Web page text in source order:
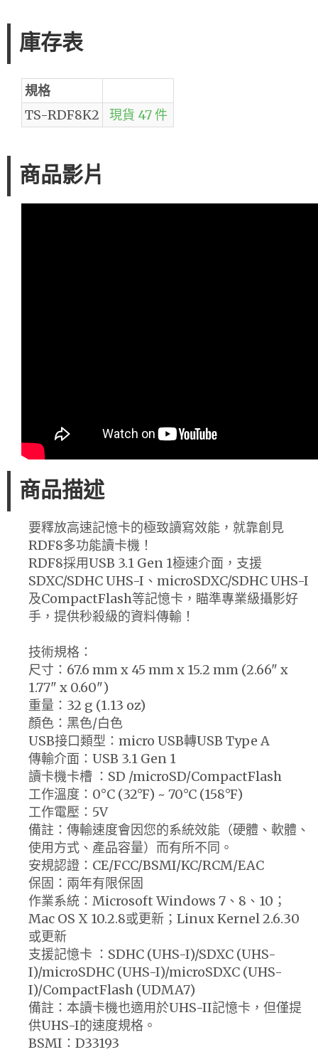
庫存表
規格
TS-RDF8K2
現貨 47 件
商品影片
商品描述
要釋放高速記憶卡的極致讀寫效能，就靠創見
RDF8多功能讀卡機！
RDF8採用USB 3.1 Gen 1極速介面，支援
SDXC/SDHC UHS-I、microSDXC/SDHC UHS-I
及CompactFlash等記憶卡，瞄準專業級攝影好
手，提供秒殺級的資料傳輸！
技術規格：
尺寸：67.6 mm x 45 mm x 15.2 mm (2.66" x
1.77" x 0.60")
重量：32 g (1.13 oz)
顏色：黑色/白色
USB接口類型：micro USB轉USB Type A
傳輸介面：USB 3.1 Gen 1
讀卡機卡槽 ：SD /microSD/CompactFlash
工作溫度：0°C (32°F) ~ 70°C (158°F)
工作電壓：5V
備註：傳輸速度會因您的系統效能（硬體、軟體、
使用方式、產品容量）而有所不同。
安規認證：CE/FCC/BSMI/KC/RCM/EAC
保固：兩年有限保固
作業系統：Microsoft Windows 7、8、10；
Mac OS X 10.2.8或更新；Linux Kernel 2.6.30
或更新
支援記憶卡 ：SDHC (UHS-I)/SDXC (UHS-
I)/microSDHC (UHS-I)/microSDXC (UHS-
I)/CompactFlash (UDMA7)
備註：本讀卡機也適用於UHS-II記憶卡，但僅提
供UHS-I的速度規格。
BSMI：D33193